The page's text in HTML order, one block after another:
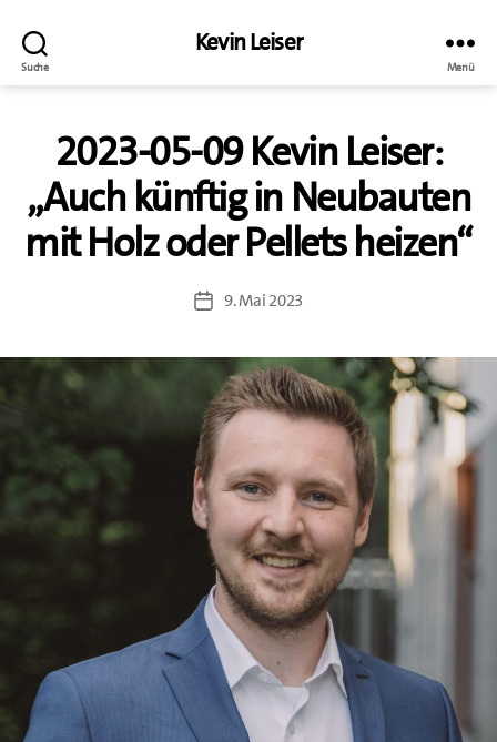
Suche
Kevin Leiser
Menü
2023-05-09 Kevin Leiser:
„Auch künftig in Neubauten
mit Holz oder Pellets heizen“
Veröffentlichungsdatum
9. Mai 2023